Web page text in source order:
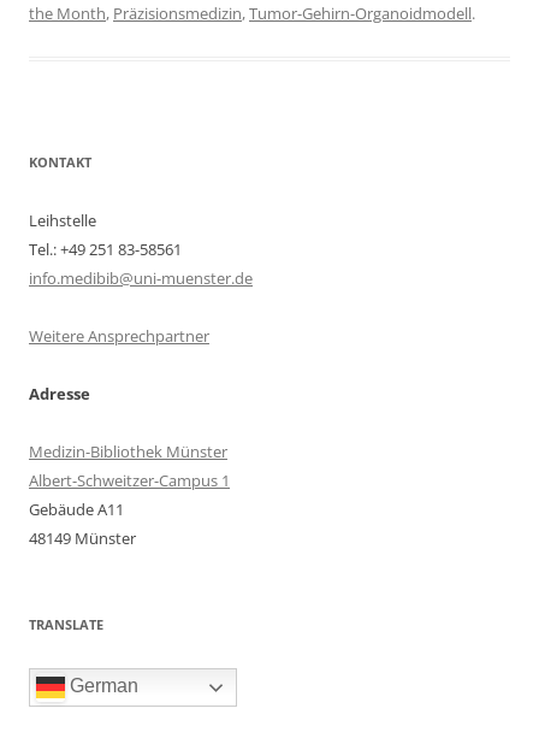
the Month, Präzisionsmedizin,Tumor-Gehirn-Organoidmodell.
KONTAKT
Leihstelle
Tel.: +49 251 83-58561
info.medibib@uni-muenster.de
Weitere Ansprechpartner
Adresse
Medizin-Bibliothek Münster
Albert-Schweitzer-Campus 1
Gebäude A11
48149 Münster
TRANSLATE
German